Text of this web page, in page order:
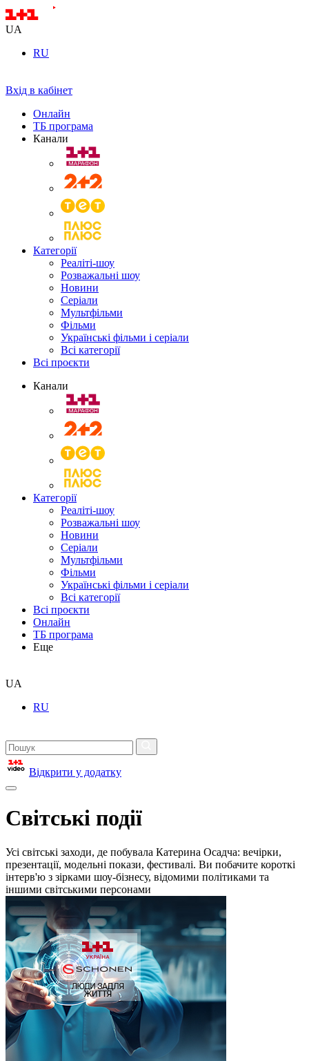
UA
RU
Вхід в кабінет
Онлайн
ТБ програма
Канали
Категорії
Реаліті-шоу
Розважальні шоу
Новини
Серіали
Мультфільми
Фільми
Українські фільми і серіали
Всі категорії
Всі проєкти
Канали
Категорії
Реаліті-шоу
Розважальні шоу
Новини
Серіали
Мультфільми
Фільми
Українські фільми і серіали
Всі категорії
Всі проєкти
Онлайн
ТБ програма
Еще
UA
RU
Відкрити у додатку
Світські події
Усі світські заходи, де побувала Катерина Осадча: вечірки,
презентації, модельні покази, фестивалі. Ви побачите короткі
інтерв'ю з зірками шоу-бізнесу, відомими політиками та
іншими світськими персонами